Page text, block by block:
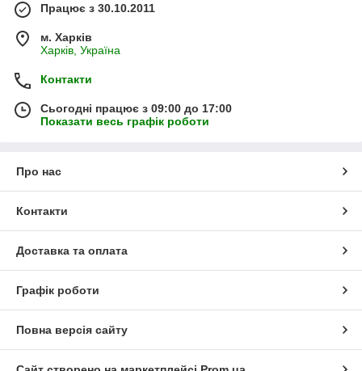
Працює з 30.10.2011
м. Харків
Харків, Україна
Контакти
Сьогодні працює з 09:00 до 17:00
Показати весь графік роботи
Про нас
Контакти
Доставка та оплата
Графік роботи
Повна версія сайту